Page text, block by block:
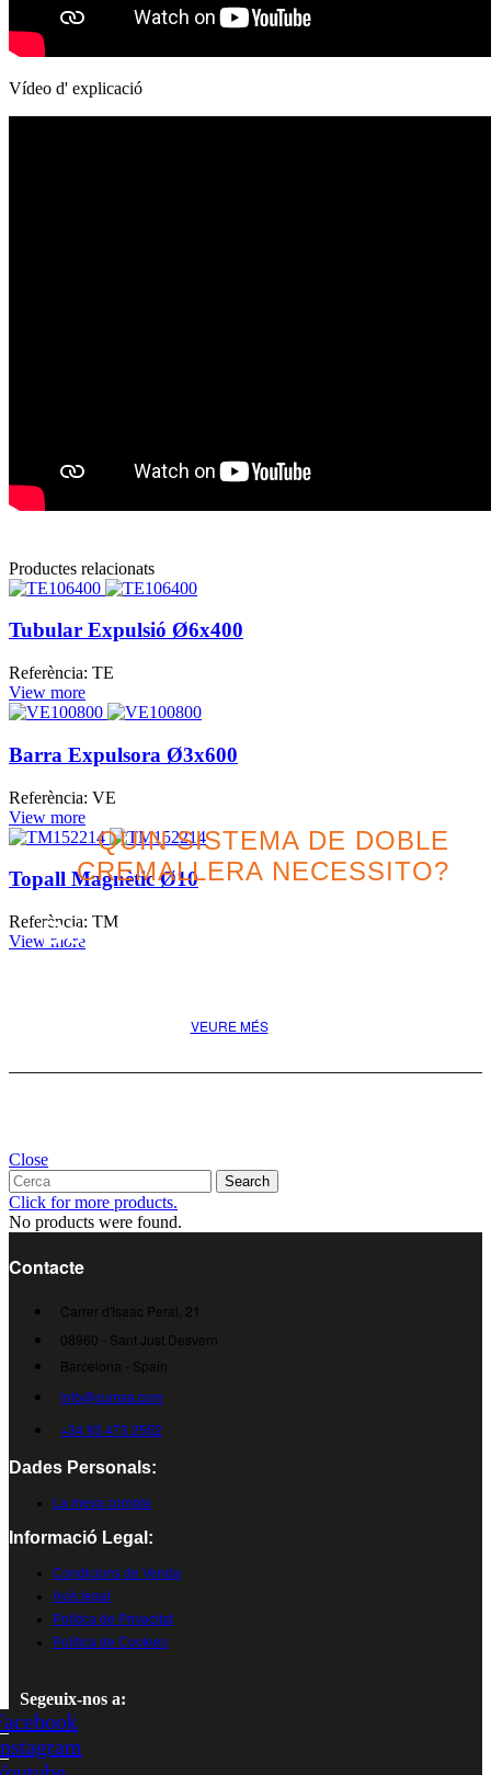
Vídeo d' explicació
Productes relacionats
Tubular Expulsió Ø6x400
Referència: TE
View more
Barra Expulsora Ø3x600
Referència: VE
View more
Topall Magnètic Ø10
Referència: TM
View more
QUIN SISTEMA DE DOBLE
CREMALLERA NECESSITO?
Descobreix la millor opció
VEURE MÉS
Close
Search
Click for more products.
No products were found.
Contacte
Carrer d'Isaac Peral, 21
08960 - Sant Just Desvern
Barcelona - Spain
info@cumsa.com
+34 93 473 2552
Dades Personals:
La meva compta
Informació Legal:
Condicions de Venda
Avís legal
Política de Privacitat
Política de Cookies
Segeuix-nos a: